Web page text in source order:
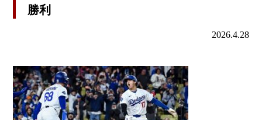
勝利
2026.4.28